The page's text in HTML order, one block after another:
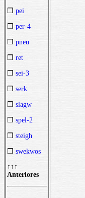
❒ pei
❒ per-4
❒ pneu
❒ ret
❒ sei-3
❒ serk
❒ slagw
❒ spel-2
❒ steigh
❒ swekwos
↑↑↑
Anteriores